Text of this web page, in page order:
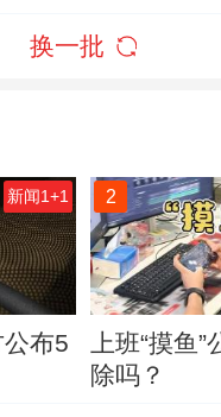
换一批
新闻1+1
布5
2
上班“摸鱼
除吗？